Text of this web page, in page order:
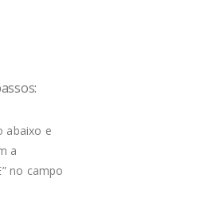
abaixo e
a
no campo